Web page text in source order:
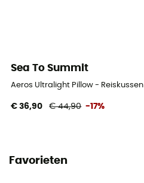
Sea To Summit
Aeros Ultralight Pillow - Reiskussen
€ 36,90 € 44,90 -17%
Favorieten